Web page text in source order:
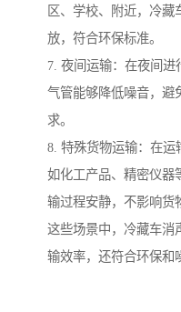
区、学校、附近，冷
放，符合环保标准。
7. 夜间运输：在夜间
气管能够降低噪音，避
求。
8. 特殊货物运输：在运
如化工产品、精密仪器
输过程安静，不影响货
这些场景中，冷藏车消
输效率，还符合环保和